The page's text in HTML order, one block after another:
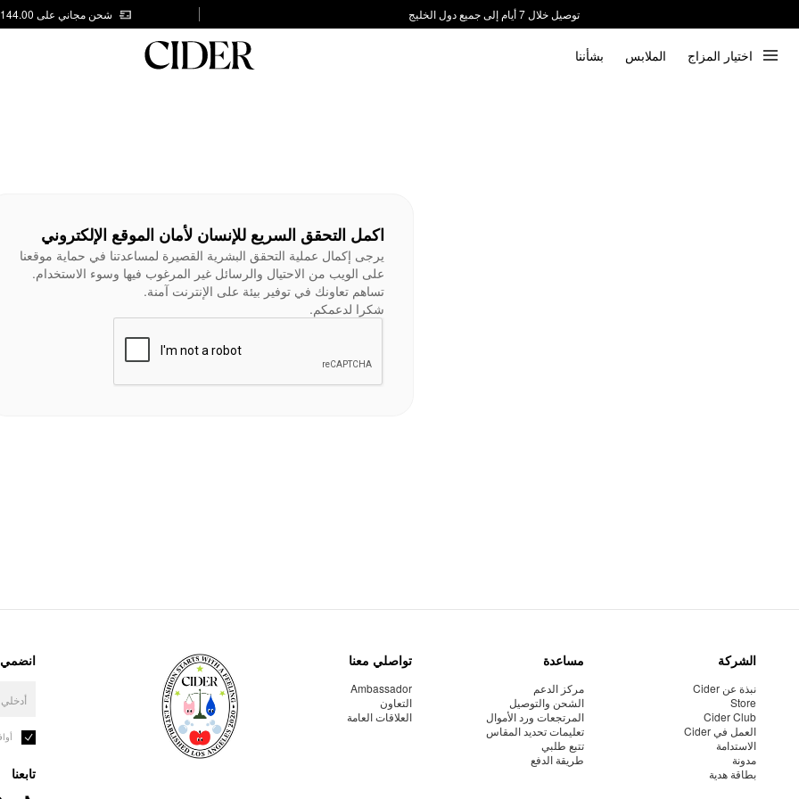
توصيل خلال 7 أيام إلى جميع دول الخليج
شحن مجاني على AED 144.00
اختيار المزاج الملابس بشأننا
اكمل التحقق السريع للإنسان لأمان الموقع الإلكتروني
يرجى إكمال عملية التحقق البشرية القصيرة لمساعدتنا في حماية موقعنا
على الويب من الاحتيال والرسائل غير المرغوب فيها وسوء الاستخدام.
تساهم تعاونك في توفير بيئة على الإنترنت آمنة.
شكرا لدعمكم.
الشركة
نبذة عن Cider
Store
Cider Club
العمل في Cider
الاستدامة
مدونة
بطاقة هدية
مساعدة
مركز الدعم
الشحن والتوصيل
المرتجعات ورد الأموال
تعليمات تحديد المقاس
تتبع طلبي
طريقة الدفع
تواصلي معنا
Ambassador
التعاون
العلاقات العامة
انضمي
تابعنا